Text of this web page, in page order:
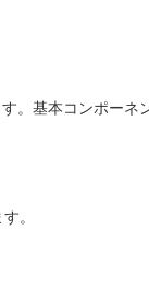
。基本コンポーネ
。